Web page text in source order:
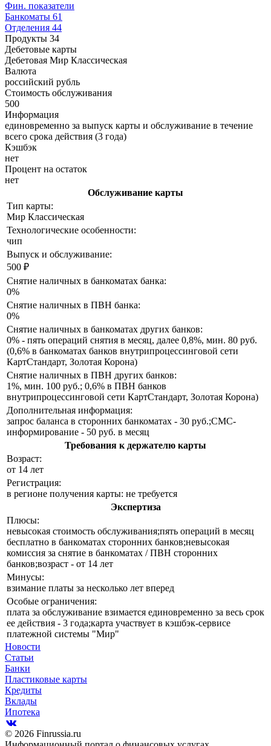
Фин. показатели
Банкоматы 61
Отделения 44
Продукты 34
Дебетовые карты
Дебетовая Мир Классическая
Валюта
российский рубль
Стоимость обслуживания
500
Информация
единовременно за выпуск карты и обслуживание в течение
всего срока действия (3 года)
Кэшбэк
нет
Процент на остаток
нет
Обслуживание карты
Тип карты:
Мир Классическая
Технологические особенности:
чип
Выпуск и обслуживание:
500 ₽
Снятие наличных в банкоматах банка:
0%
Снятие наличных в ПВН банка:
0%
Снятие наличных в банкоматах других банков:
0% - пять операций снятия в месяц, далее 0,8%, мин. 80 руб.
(0,6% в банкоматах банков внутрипроцессинговой сети
КартСтандарт, Золотая Корона)
Снятие наличных в ПВН других банков:
1%, мин. 100 руб.; 0,6% в ПВН банков
внутрипроцессинговой сети КартСтандарт, Золотая Корона)
Дополнительная информация:
запрос баланса в сторонних банкоматах - 30 руб.;СМС-
информирование - 50 руб. в месяц
Требования к держателю карты
Возраст:
от 14 лет
Регистрация:
в регионе получения карты: не требуется
Экспертиза
Плюсы:
невысокая стоимость обслуживания;пять операций в месяц
бесплатно в банкоматах сторонних банков;невысокая
комиссия за снятие в банкоматах / ПВН сторонних
банков;возраст - от 14 лет
Минусы:
взимание платы за несколько лет вперед
Особые ограничения:
плата за обслуживание взимается единовременно за весь срок
ее действия - 3 года;карта участвует в кэшбэк-сервисе
платежной системы "Мир"
Новости
Статьи
Банки
Пластиковые карты
Кредиты
Вклады
Ипотека
© 2026 Finrussia.ru